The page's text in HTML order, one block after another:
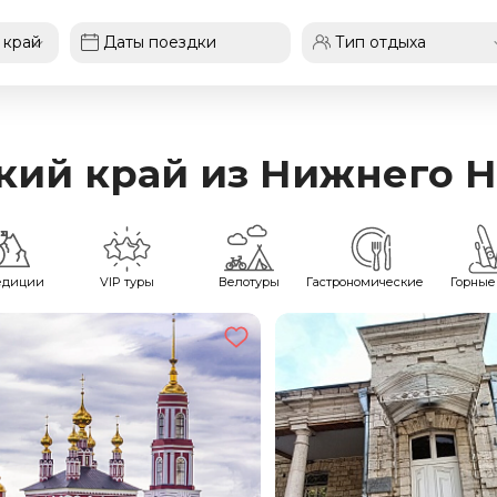
край из Нижнего
VIP туры Велотуры Гастрономические